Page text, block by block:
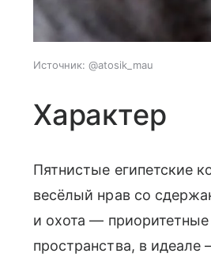
Источник: @atosik_mau
Характер
Пятнистые египетские
весёлый нрав со
и охота —
пространства, в